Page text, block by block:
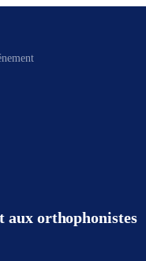
aux orthophonistes